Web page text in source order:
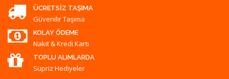
ÜCRETSIZ TAŞIMA
Güvenilir Taşıma
KOLAY ÖDEME
Nakit & Kredi Kartı
TOPLU ALIMLARDA
Süpriz Hediyeler